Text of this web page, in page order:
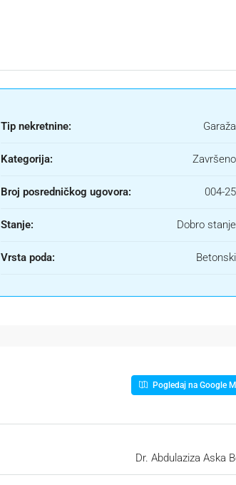
Tip nekretnine: Garaža
Kategorija: Završeno
Broj posredničkog ugovora: 004-25
Stanje: Dobro stanje
Vrsta poda: Betonski
Pogledaj na Google
Dr. Abdulaziza Aska